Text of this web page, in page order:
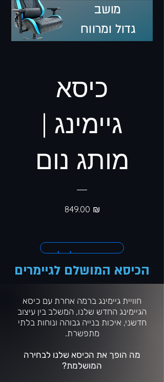
מושב
גדול ומרווח
כיסא
גיימינג |
מותג נום
849.00 ₪מחיר
הוספה לסל
הכיסא המושלם לגיימרים
​חוויית גיימינג ברמה אחרת עם כיסא
הגיימינג החדש שלנו, המשלב בין עיצוב
חדשני, איכות בנייה גבוהה ונוחות בלתי
מתפשרת.
מה הופך את הכיסא שלנו לבחירה
המושלמת?